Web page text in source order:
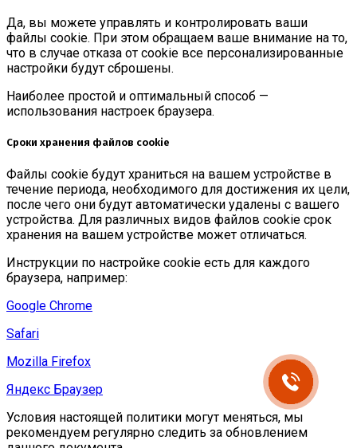
Да, вы можете управлять и контролировать ваши
файлы cookie. При этом обращаем ваше внимание на то,
что в случае отказа от cookie все персонализированные
настройки будут сброшены.
Наиболее простой и оптимальный способ —
использования настроек браузера.
Сроки хранения файлов cookie
Файлы cookie будут храниться на вашем устройстве в
течение периода, необходимого для достижения их цели,
после чего они будут автоматически удалены с вашего
устройства. Для различных видов файлов cookie срок
хранения на вашем устройстве может отличаться.
Инструкции по настройке cookie есть для каждого
браузера, например:
Google Chrome
Safari
Mozilla Firefox
Яндекс Браузер
Условия настоящей политики могут меняться, мы
рекомендуем регулярно следить за обновлением